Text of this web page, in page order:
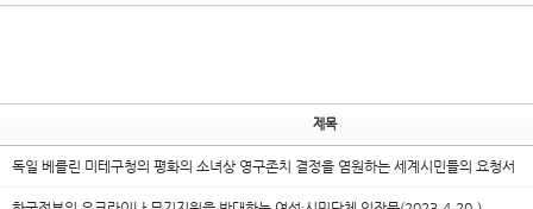
제목
독일 베를린 미테구청의 평화의 소녀상 영구존치 결정을 염원하는 세계시민들의 요청서